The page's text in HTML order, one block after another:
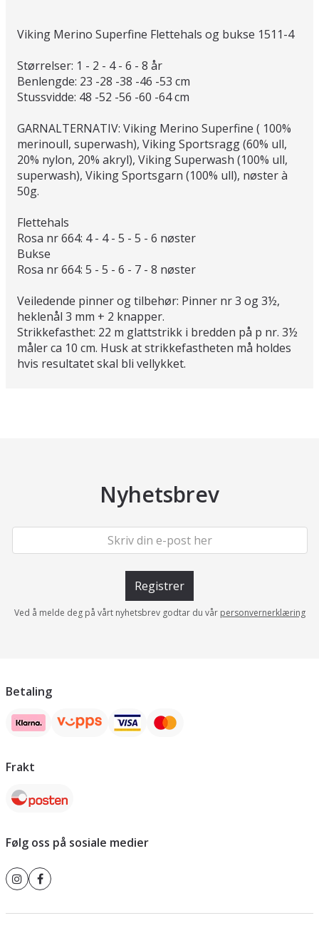
Viking Merino Superfine Flettehals og bukse 1511-4
Størrelser: 1 - 2 - 4 - 6 - 8 år
Benlengde: 23 -28 -38 -46 -53 cm
Stussvidde: 48 -52 -56 -60 -64 cm
GARNALTERNATIV: Viking Merino Superfine ( 100%
merinoull, superwash), Viking Sportsragg (60% ull,
20% nylon, 20% akryl), Viking Superwash (100% ull,
superwash), Viking Sportsgarn (100% ull), nøster à
50g.
Flettehals
Rosa nr 664: 4 - 4 - 5 - 5 - 6 nøster
Bukse
Rosa nr 664: 5 - 5 - 6 - 7 - 8 nøster
Veiledende pinner og tilbehør: Pinner nr 3 og 3½,
heklenål 3 mm + 2 knapper.
Strikkefasthet: 22 m glattstrikk i bredden på p nr. 3½
måler ca 10 cm. Husk at strikkefastheten må holdes
hvis resultatet skal bli vellykket.
Nyhetsbrev
Registrer
Ved å melde deg på vårt nyhetsbrev godtar du vår personvernerklæring
Betaling
Frakt
Følg oss på sosiale medier